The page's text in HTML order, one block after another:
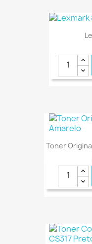
Toner